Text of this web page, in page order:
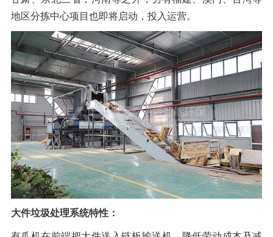
地区分拣中心项目也即将启动，投入运营。
大件垃圾处理系统特性：